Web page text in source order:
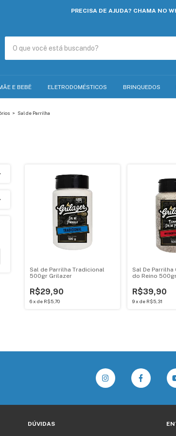
PRECISA DE AJUDA? CHAMA NO
E BEBÊ ELETRODOMÉSTICOS BRINQUEDOS
> Sal de Parrilha
Sal de Parrilha Tradicional
500gr Grilazer
R$29,90
6x de R$5,70
Sal De Parrilha
do Reino
R$39,90
9xde R$5,31
DÚVIDAS